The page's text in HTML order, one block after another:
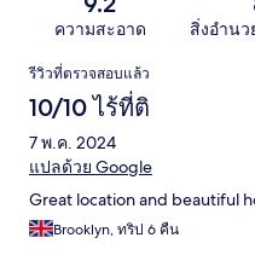
ความสะอาด สิ่งอำน
รีวิว
รีวิวที่ตรวจสอบแล้ว
10/10 ไร้ที่ติ
7 พ.ค. 2024
แปลด้วย Google
Great location and beautiful
Brooklyn, ทริป 6 คืน